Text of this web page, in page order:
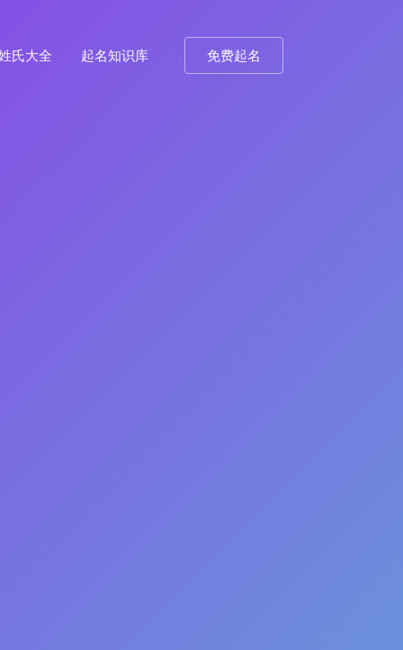
氏大全 起名知识库 免费起名